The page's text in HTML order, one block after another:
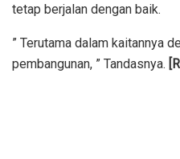
tetap berjalan dengan baik.
” Terutama dalam kaitannya
pembangunan, ” Tandasnya.